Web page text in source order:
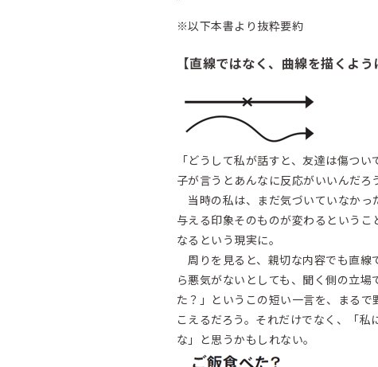
※以下本書より抜粋要約
【直線ではなく、曲線を描くよう
「どうして私が話すと、友達は傷つ
子が言うとあんなに反応がいいんだろ
当時の私は、まだ気づいていなかっ
与える印象そのものが変わるという
なるという現実に。
周りを見ると、親切な内容でも直線
ら悪気がないとしても、聞く側の立
た？」というこの短い一言を、まる
こえるだろう。それだけでなく、「
な」と思うかもしれない。